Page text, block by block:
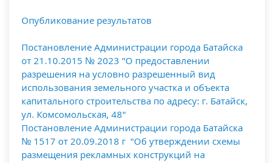
Опубликование результатов
Постановление Администрации города Батайска
от 21.10.2015 № 2023 "О предоставлении
разрешения на условно разрешенный вид
использования земельного участка и объекта
капитального строительства по адресу: г. Батайск,
ул. Комсомольская, 48"
Постановление Администрации города Батайска
№ 1517 от 20.09.2018 г "Об утверждении схемы
размещения рекламных конструкций на